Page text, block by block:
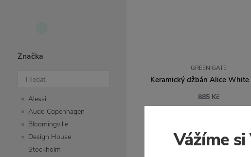
Značka
Alessi
Audo Copenhagen
Bloomingville
Design House
Stockholm
GREEN GATE
Keramický džbán Alice White
885 Kč
Vážíme